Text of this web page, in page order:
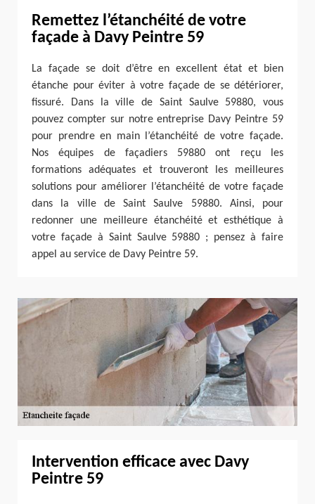
Remettez l’étanchéité de votre
façade à Davy Peintre 59
La façade se doit d’être en excellent état et bien
étanche pour éviter à votre façade de se détériorer,
fissuré. Dans la ville de Saint Saulve 59880, vous
pouvez compter sur notre entreprise Davy Peintre 59
pour prendre en main l’étanchéité de votre façade.
Nos équipes de façadiers 59880 ont reçu les
formations adéquates et trouveront les meilleures
solutions pour améliorer l’étanchéité de votre façade
dans la ville de Saint Saulve 59880. Ainsi, pour
redonner une meilleure étanchéité et esthétique à
votre façade à Saint Saulve 59880 ; pensez à faire
appel au service de Davy Peintre 59.
Intervention efficace avec Davy
Peintre 59